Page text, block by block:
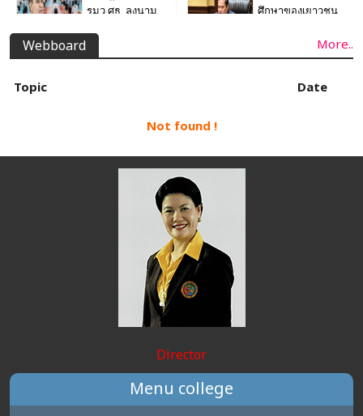
Director
Menu college
Webboard More..
Topic Date
Not found !